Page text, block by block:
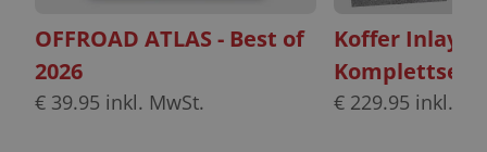
OFFROAD ATLAS - Best of
2026
€ 39.95 inkl. MwSt.
Koffer
Komplettset
€ 229.95 inkl.